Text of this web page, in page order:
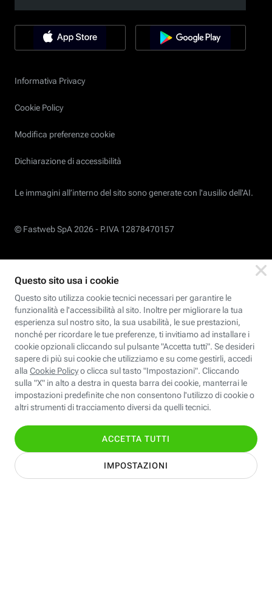
Informativa Privacy
Cookie Policy
Modifica preferenze cookie
Dichiarazione di accessibilità
Le immagini all’interno del sito sono generate con l'ausilio dell'AI.
© Fastweb SpA 2026 - P.IVA 12878470157